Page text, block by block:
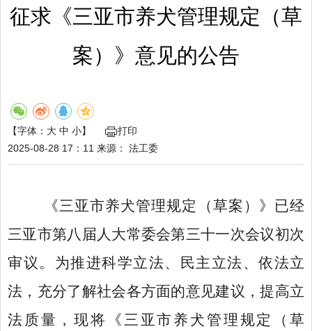
征求《三亚市养犬管理规定（草
案）》意见的公告
【字体： 大 中 小】
打印
2025-08-28 17：11 来源： 法工委
《三亚市养犬管理规定
（草案）》已经
三亚市第八 届人大常委会第三十一次会议初次
审议。为推进科学立法、民主立法、依法立
法，充分了解社会各方面的意见建议，提高立
法质量，现将《三亚市养犬管理规定
（草